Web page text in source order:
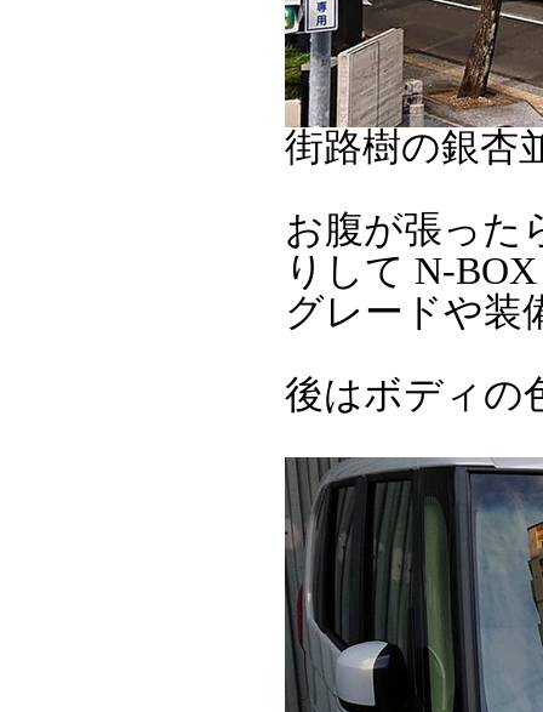
街路樹の銀杏
お腹が張った
りして N-
グレードや装
後はボディの